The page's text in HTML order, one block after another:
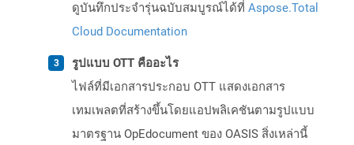
ดูบันทึกประจำรุ่นฉบับสมบูรณ์ได้ที่ Aspose.Total
Cloud Documentation
รูปแบบ OTT คืออะไร
ไฟล์ที่มีเอกสารประกอบ OTT แสดงเอกสาร
เทมเพลตที่สร้างขึ้นโดยแอปพลิเคชันตามรูปแบบ
มาตรฐาน OpEdocument ของ OASIS สิ่งเหล่านี้